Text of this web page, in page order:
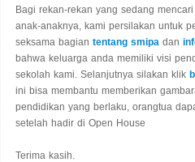
Bagi rekan-rekan yang sedang
anak-anaknya, kami persilakan untuk
seksama bagian tentang smipa dan
bahwa keluarga anda memiliki visi
sekolah kami. Selanjutnya silakan klik
ini bisa membantu memberikan
pendidikan yang berlaku, orangtua
setelah hadir di Open House
Terima kasih.